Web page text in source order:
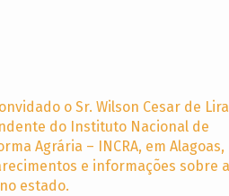
o Sr. Wilson Cesar de Lira
do Instituto Nacional de
Agrária – INCRA, em Alagoas,
e informações sobre a
estado.